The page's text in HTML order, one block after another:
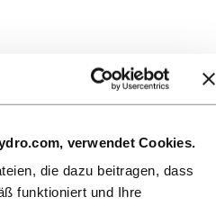
verwendet Cookies.
die dazu beitragen, dass
funktioniert und Ihre